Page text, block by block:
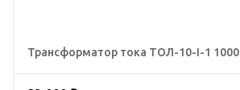
Трансформатор тока ТОЛ-10-I-1 1000